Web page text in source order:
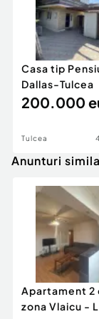
mai buna
Nu conteaza
in cautarea
pentru a
decurga
Id intern 5029
Casa tip
Dallas-Tulcea
200.000
Tulcea
Anunturi
Apartament 2
zona Vlaicu -